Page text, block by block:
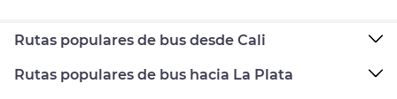
Rutas populares de bus desde Cali
Rutas populares de bus hacia La Plata